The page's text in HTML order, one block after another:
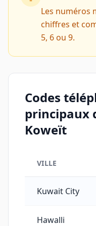
Les numéros
chiffres et
5, 6 ou 9.
Codes
principaux
Koweït
VILLE
Kuwait City
Hawalli